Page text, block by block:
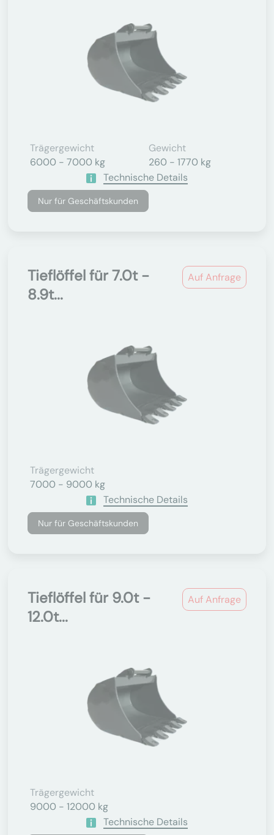
Trägergewicht
6000 - 7000 kg
Gewicht
260 - 1770 kg
Technische Details
Nur für Geschäftskunden
Auf Anfrage
Tieflöffel für 7.0t -
8.9t...
Trägergewicht
7000 - 9000 kg
Technische Details
Nur für Geschäftskunden
Auf Anfrage
Tieflöffel für 9.0t -
12.0t...
Trägergewicht
9000 - 12000 kg
Technische Details